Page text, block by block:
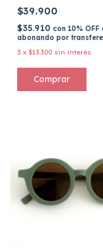
$39.900
$35.910 con 10%
abonando por
3 x $13.300 sin interés